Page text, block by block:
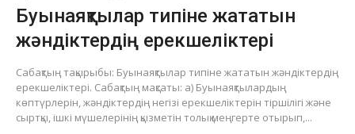
Буынаяқтылар типіне жататын
жәндіктердің ерекшеліктері
Сабақтың тақырыбы: Буынаяқтылар типіне жататын жәндіктердің
ерекшеліктері. Сабақтың мақсаты: а) Буынаяқтылардың
көптүрлерін, жәндіктердің негізі ерекшеліктерін тіршілігі және
сыртқы, ішкі мүшелерінің қызметін толық меңгерте отырып,...